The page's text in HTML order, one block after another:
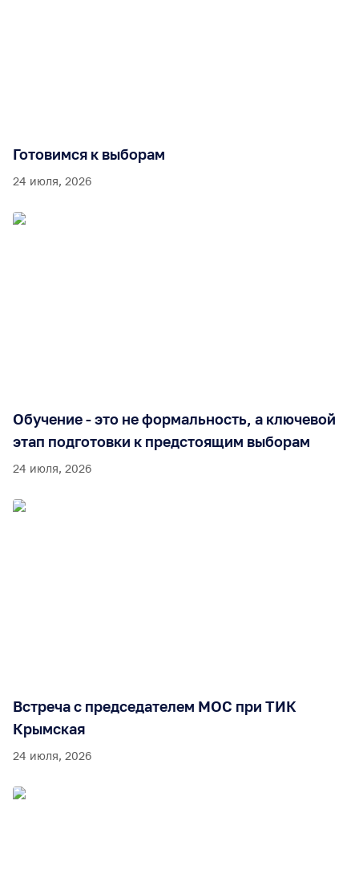
Готовимся к выборам
24 июля, 2026
Обучение - это не формальность, а ключевой
этап подготовки к предстоящим выборам
24 июля, 2026
Встреча с председателем МОС при ТИК
Крымская
24 июля, 2026